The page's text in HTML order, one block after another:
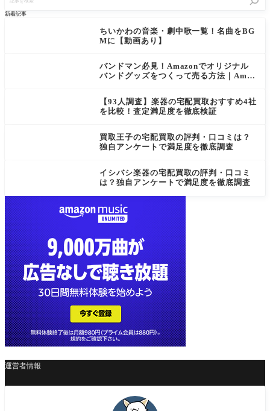
を
新着記事
ちいかわの音楽・劇中歌一覧！名曲をBG
Mに【動画あり】
バンドマン必見！Amazonでオリジナル
バンドグッズをつくって売る方法｜Amaz
【93人調査】楽器の宅配買取おすすめ4社
を比較！査定満足度を徹底検証
買取王子の宅配買取の評判・口コミは？
独自アンケートで満足度を徹底調査
イシバシ楽器の宅配買取の評判・口コミ
は？独自アンケートで満足度を徹底調査
運営者情報